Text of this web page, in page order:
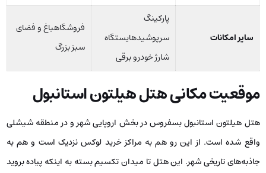
سایر امکانات
پارکینگ
سرپوشیدهایستگاه
شارژ خودرو برقی
فروشگاهباغ و فضای
سبز بزرگ
موقعیت مکانی هتل هیلتون استانبول
هتل هیلتون استانبول بسفروس در بخش اروپایی شهر و در منطقه شیشلی
واقع شده است. از این رو هم به مراکز خرید لوکس نزدیک است و هم به
جاذبه‌های تاریخی شهر. این هتل تا میدان تکسیم بسته به اینکه پیاده بروید